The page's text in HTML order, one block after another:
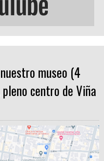
museo (4
centro de Viña